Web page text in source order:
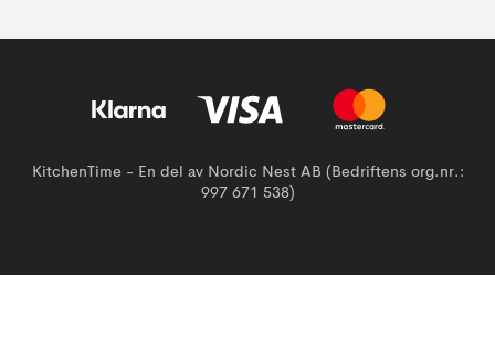
KitchenTime - En del av Nordic Nest AB (Bedriftens org.nr.:
997 671 538)